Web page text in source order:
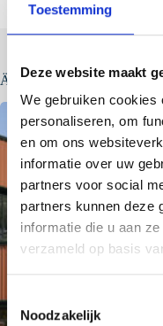
Toestemming
Deze website maakt
We gebruiken cookies
personaliseren, om
en om ons
informatie over uw
partners voor social
partners kunnen deze
informatie die u aan
verzameld op basis
T
o
Noodzakelijk
Ähnliche Beiträge